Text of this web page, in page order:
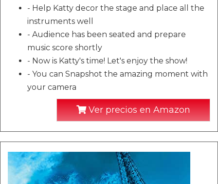
- Help Katty decor the stage and place all the
instruments well
- Audience has been seated and prepare
music score shortly
- Now is Katty's time! Let's enjoy the show!
- You can Snapshot the amazing moment with
your camera
Ver precios en Amazon